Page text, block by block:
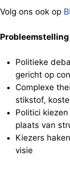
Volg ons ook op
Probleemstelling
Politieke
gericht op
Complexe
stikstof,
Politici kiezen
plaats van
Kiezers
visie